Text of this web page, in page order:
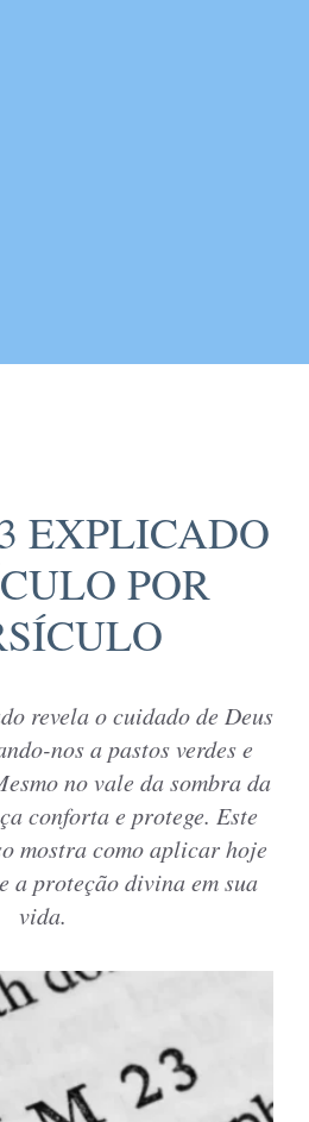
EXPLICADO
POR
revela o cuidado de Deus
nos a pastos verdes e
no vale da sombra da
conforta e protege. Este
mostra como aplicar hoje
a proteção divina em sua
vida.